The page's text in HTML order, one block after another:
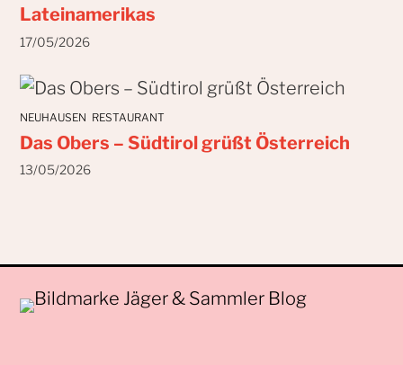
Lateinamerikas
17/05/2026
NEUHAUSEN RESTAURANT
Das Obers – Südtirol grüßt Österreich
13/05/2026